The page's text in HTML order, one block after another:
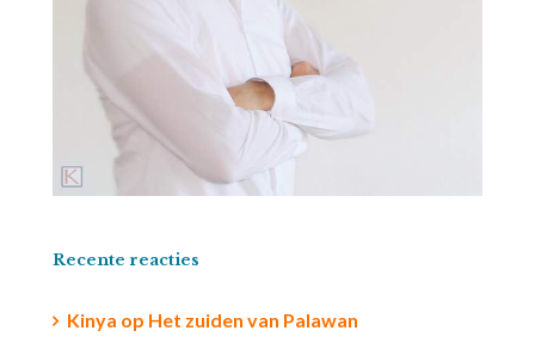
Recente reacties
Kinya op Het zuiden van Palawan